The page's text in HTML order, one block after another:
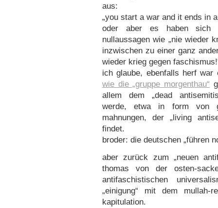
aus:
„you start a war and it ends in
oder aber es haben sich
nullaussagen wie „nie wieder
inzwischen zu einer ganz
wieder krieg gegen
ich glaube, ebenfalls herf war
wie die „gruppe morgenthau“
allem dem „dead
werde, etwa in form von
mahnungen, der „living
findet.
broder: die deutschen „führen
aber zurück zum „neuen
thomas von der osten-
antifaschistischen
„einigung“ mit dem mullah-
kapitulation.